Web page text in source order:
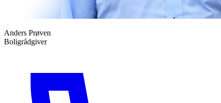
Anders Prøven
Boligrådgiver